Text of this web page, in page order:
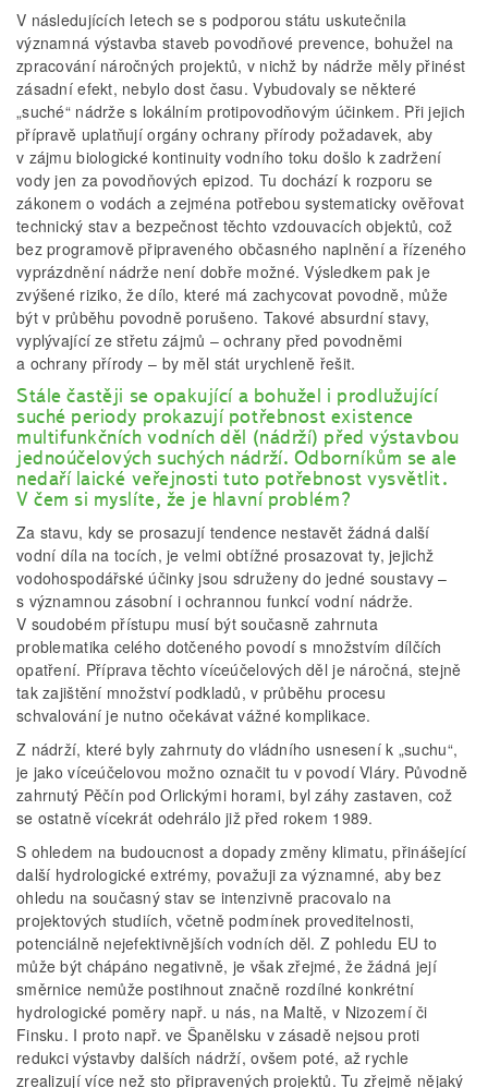
V následujících letech se s podporou státu uskutečnila
významná výstavba staveb povodňové prevence, bohužel na
zpracování náročných projektů, v nichž by nádrže měly přinést
zásadní efekt, nebylo dost času. Vybudovaly se některé
„suché“ nádrže s lokálním protipovodňovým účinkem. Při jejich
přípravě uplatňují orgány ochrany přírody požadavek, aby
v zájmu biologické kontinuity vodního toku došlo k zadržení
vody jen za povodňových epizod. Tu dochází k rozporu se
zákonem o vodách a zejména potřebou systematicky ověřovat
technický stav a bezpečnost těchto vzdouvacích objektů, což
bez programově připraveného občasného naplnění a řízeného
vyprázdnění nádrže není dobře možné. Výsledkem pak je
zvýšené riziko, že dílo, které má zachycovat povodně, může
být v průběhu povodně porušeno. Takové absurdní stavy,
vyplývající ze střetu zájmů – ochrany před povodněmi
a ochrany přírody – by měl stát urychleně řešit.
Stále častěji se opakující a bohužel i prodlužující
suché periody prokazují potřebnost existence
multifunkčních vodních děl (nádrží) před výstavbou
jednoúčelových suchých nádrží. Odborníkům se ale
nedaří laické veřejnosti tuto potřebnost vysvětlit.
V čem si myslíte, že je hlavní problém?
Za stavu, kdy se prosazují tendence nestavět žádná další
vodní díla na tocích, je velmi obtížné prosazovat ty, jejichž
vodohospodářské účinky jsou sdruženy do jedné soustavy –
s významnou zásobní i ochrannou funkcí vodní nádrže.
V soudobém přístupu musí být současně zahrnuta
problematika celého dotčeného povodí s množstvím dílčích
opatření. Příprava těchto víceúčelových děl je náročná, stejně
tak zajištění množství podkladů, v průběhu procesu
schvalování je nutno očekávat vážné komplikace.
Z nádrží, které byly zahrnuty do vládního usnesení k „suchu“,
je jako víceúčelovou možno označit tu v povodí Vláry. Původně
zahrnutý Pěčín pod Orlickými horami, byl záhy zastaven, což
se ostatně vícekrát odehrálo již před rokem 1989.
S ohledem na budoucnost a dopady změny klimatu, přinášející
další hydrologické extrémy, považuji za významné, aby bez
ohledu na současný stav se intenzivně pracovalo na
projektových studiích, včetně podmínek proveditelnosti,
potenciálně nejefektivnějších vodních děl. Z pohledu EU to
může být chápáno negativně, je však zřejmé, že žádná její
směrnice nemůže postihnout značně rozdílné konkrétní
hydrologické poměry např. u nás, na Maltě, v Nizozemí či
Finsku. I proto např. ve Španělsku v zásadě nejsou proti
redukci výstavby dalších nádrží, ovšem poté, až rychle
zrealizují více než sto připravených projektů. Tu zřejmě nějaký